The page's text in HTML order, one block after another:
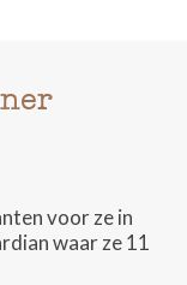
voor ze in
waar ze 11